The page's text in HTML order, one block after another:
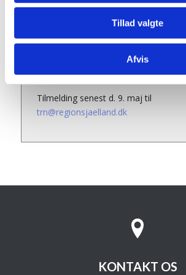
Tillad valgte
Afvis
Benzon auditoriet, PharmaSchool KU
Universitetsparken 2, KBH Ø
Tilmelding senest d. 9. maj til
trn@regionsjaelland.dk
KONTAKT OS